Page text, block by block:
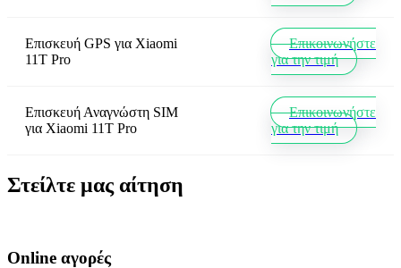
Επισκευή GPS για Xiaomi
11T Pro
Επικοινωνήστε
για την τιμή
Επισκευή Αναγνώστη SIM
για Xiaomi 11T Pro
Επικοινωνήστε
για την τιμή
Στείλτε μας αίτηση
Online αγορές